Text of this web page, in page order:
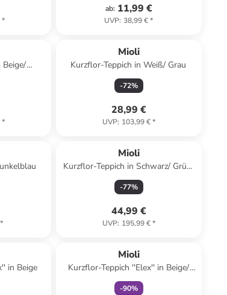
*
ab: 11,99 €
UVP: 38,99 €*
Beige/
*
Mioli
Kurzflor-Teppich in Weiß/ Grau
-72%
28,99 €
UVP: 103,99 €*
Mioli
Kurzflor-Teppich in Schwarz/ Grün/
Creme
-77%
44,99 €
UVP: 195,99 €*
in Beige
Mioli
Kurzflor-Teppich ''Elex'' in Beige/
Braun
-90%